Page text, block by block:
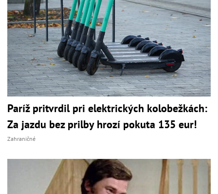
Paríž pritvrdil pri elektrických kolobežkách:
Za jazdu bez prilby hrozí pokuta 135 eur!
Zahraničné